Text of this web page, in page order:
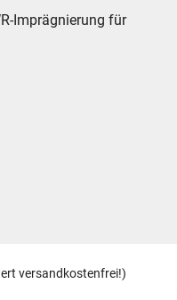
Imprägnierung für
versandkostenfrei!)